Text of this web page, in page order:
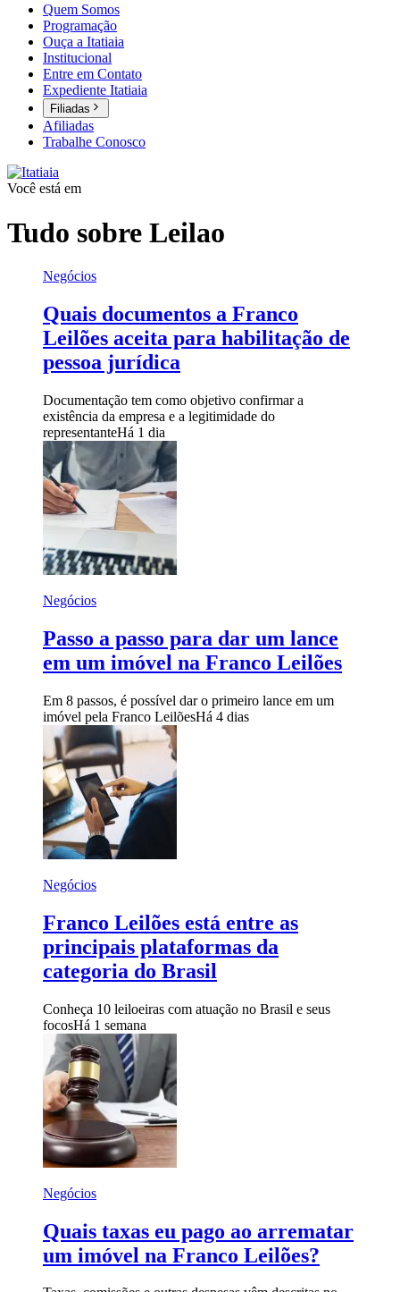
Quem Somos
Programação
Ouça a Itatiaia
Institucional
Entre em Contato
Expediente Itatiaia
Filiadas
Afiliadas
Trabalhe Conosco
Você está em
Tudo sobre Leilao
Negócios
Quais documentos a Franco
Leilões aceita para habilitação de
pessoa jurídica
Documentação tem como objetivo confirmar a
existência da empresa e a legitimidade do
representanteHá 1 dia
Negócios
Passo a passo para dar um lance
em um imóvel na Franco Leilões
Em 8 passos, é possível dar o primeiro lance em um
imóvel pela Franco LeilõesHá 4 dias
Negócios
Franco Leilões está entre as
principais plataformas da
categoria do Brasil
Conheça 10 leiloeiras com atuação no Brasil e seus
focosHá 1 semana
Negócios
Quais taxas eu pago ao arrematar
um imóvel na Franco Leilões?